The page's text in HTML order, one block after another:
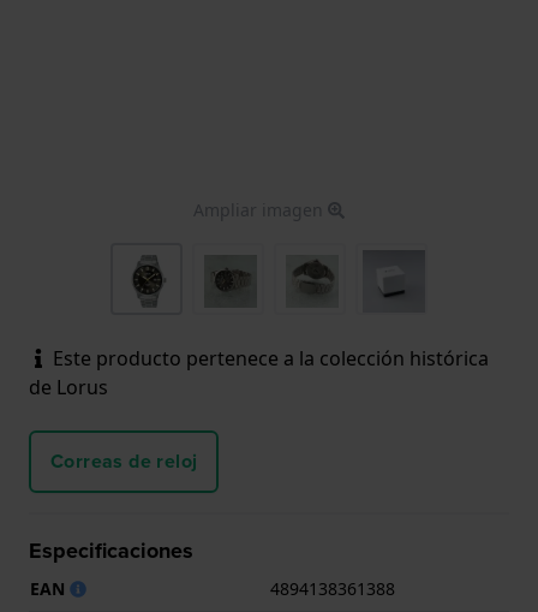
Ampliar imagen
Este producto pertenece a la colección histórica
de Lorus
Correas de reloj
Especificaciones
EAN
4894138361388